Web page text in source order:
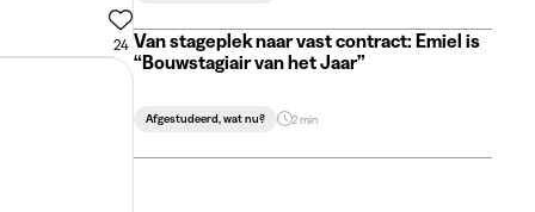
24 Van stageplek naar vast contract: Emiel is
“Bouwstagiair van het Jaar”
Afgestudeerd, wat nu? 2 min